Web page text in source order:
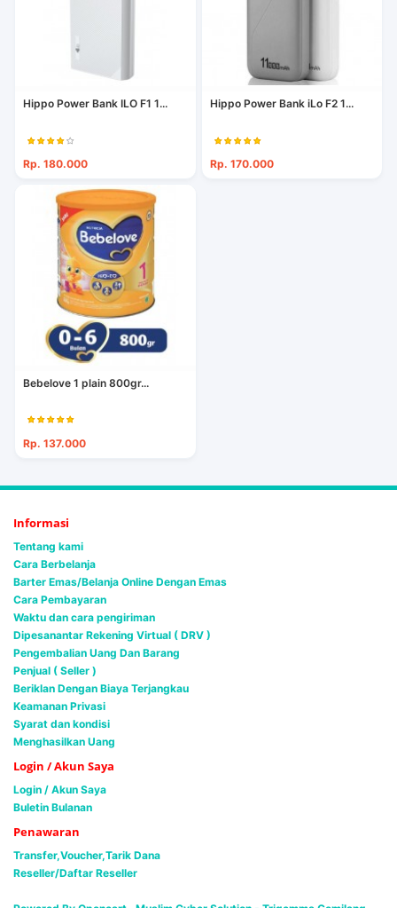
Hippo Power Bank ILO F1 1...
Rp. 180.000
Hippo Power Bank iLo F2 1...
Rp. 170.000
Bebelove 1 plain 800gr...
Rp. 137.000
Informasi
Tentang kami
Cara Berbelanja
Barter Emas/Belanja Online Dengan Emas
Cara Pembayaran
Waktu dan cara pengiriman
Dipesanantar Rekening Virtual ( DRV )
Pengembalian Uang Dan Barang
Penjual ( Seller )
Beriklan Dengan Biaya Terjangkau
Keamanan Privasi
Syarat dan kondisi
Menghasilkan Uang
Login / Akun Saya
Login / Akun Saya
Buletin Bulanan
Penawaran
Transfer,Voucher,Tarik Dana
Reseller/Daftar Reseller